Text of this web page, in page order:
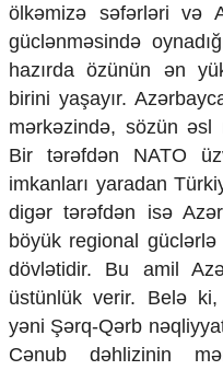
ölkəmizə səfərləri və
güclənməsində
hazırda özünün ən
birini yaşayır.
mərkəzində, sözün əsl
Bir tərəfdən NATO
imkanları yaradan
digər tərəfdən isə
böyük regional
dövlətidir. Bu amil
üstünlük verir. Belə
yəni Şərq-Qərb
Cənub dəhlizinin